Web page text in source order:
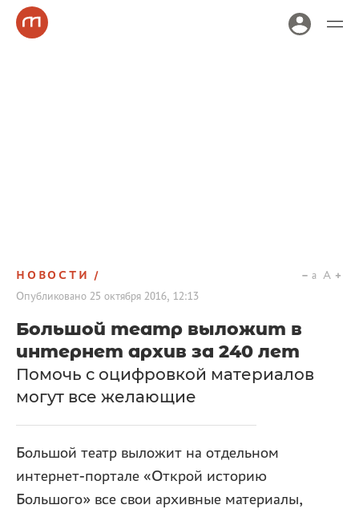
НОВОСТИ
Опубликовано 25 октября 2016, 12:13
a A
Большой театр выложит в
интернет архив за 240 лет
Помочь с оцифровкой материалов
могут все желающие
Большой театр выложит на отдельном
интернет-портале «Открой историю
Большого» все свои архивные материалы,